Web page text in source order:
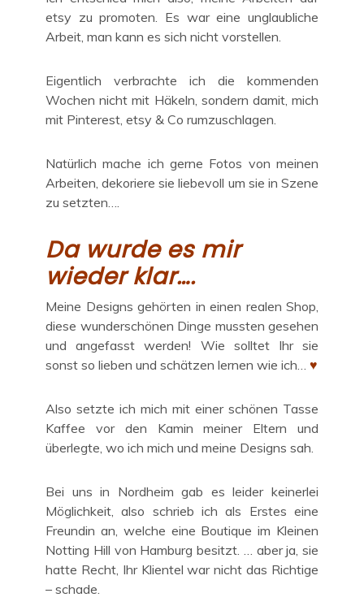
etsy zu promoten. Es war eine unglaubliche
Arbeit, man kann es sich nicht vorstellen.
Eigentlich verbrachte ich die kommenden
Wochen nicht mit Häkeln, sondern damit, mich
mit Pinterest, etsy & Co rumzuschlagen.
Natürlich mache ich gerne Fotos von meinen
Arbeiten, dekoriere sie liebevoll um sie in Szene
zu setzten….
Da wurde es mir
wieder klar….
Meine Designs gehörten in einen realen Shop,
diese wunderschönen Dinge mussten gesehen
und angefasst werden! Wie solltet Ihr sie
sonst so lieben und schätzen lernen wie ich… ♥
Also setzte ich mich mit einer schönen Tasse
Kaffee vor den Kamin meiner Eltern und
überlegte, wo ich mich und meine Designs sah.
Bei uns in Nordheim gab es leider keinerlei
Möglichkeit, also schrieb ich als Erstes eine
Freundin an, welche eine Boutique im Kleinen
Notting Hill von Hamburg besitzt. … aber ja, sie
hatte Recht, Ihr Klientel war nicht das Richtige
– schade.